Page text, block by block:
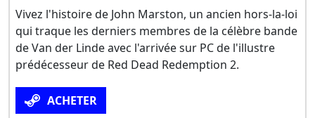
Vivez l'histoire de John Marston, un ancien hors-la-loi
qui traque les derniers membres de la célèbre bande
de Van der Linde avec l'arrivée sur PC de l'illustre
prédécesseur de Red Dead Redemption 2.
ACHETER